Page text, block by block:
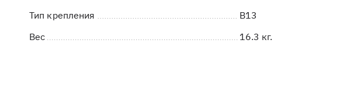
Тип крепления
B13
Вес
16.3 кг.